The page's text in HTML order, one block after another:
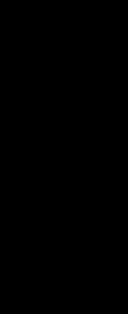
쿨링버튼 8부
[바스락소재💙/8부
포인트가 되어주는